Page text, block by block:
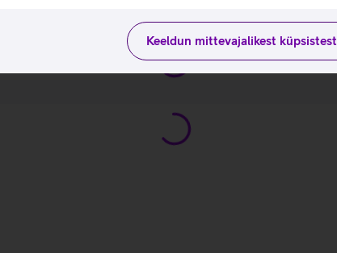
Keeldun mittevajalikest küpsistest